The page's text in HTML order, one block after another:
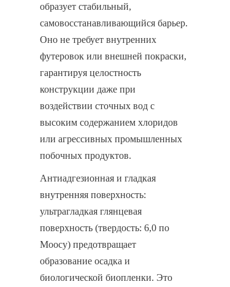
образует стабильный,
самовосстанавливающийся барьер.
Оно не требует внутренних
футеровок или внешней покраски,
гарантируя целостность
конструкции даже при
воздействии сточных вод с
высоким содержанием хлоридов
или агрессивных промышленных
побочных продуктов.
Антиадгезионная и гладкая
внутренняя поверхность:
ультрагладкая глянцевая
поверхность (твердость: 6,0 по
Моосу) предотвращает
образование осадка и
биологической биопленки. Это